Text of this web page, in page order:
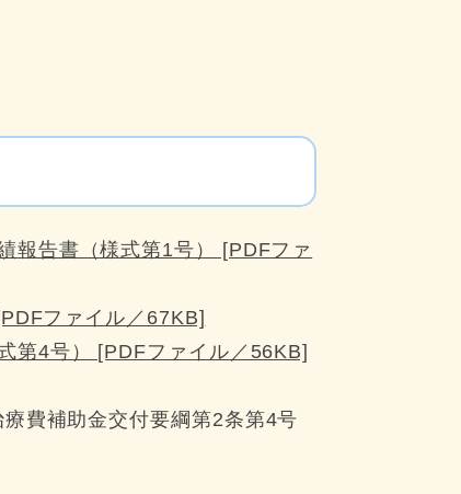
報告書（様式第1号） [PDFファ
ファイル／67KB]
第4号） [PDFファイル／56KB]
費補助金交付要綱第2条第4号